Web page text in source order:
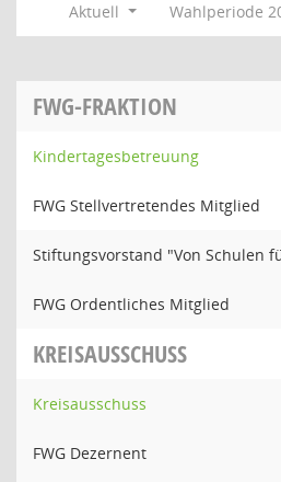
Aktuell Wahlperiode
FWG-FRAKTION
Kindertagesbetreuung
FWG Stellvertretendes Mitglied
Stiftungsvorstand "Von Schulen
FWG Ordentliches Mitglied
KREISAUSSCHUSS
Kreisausschuss
FWG Dezernent